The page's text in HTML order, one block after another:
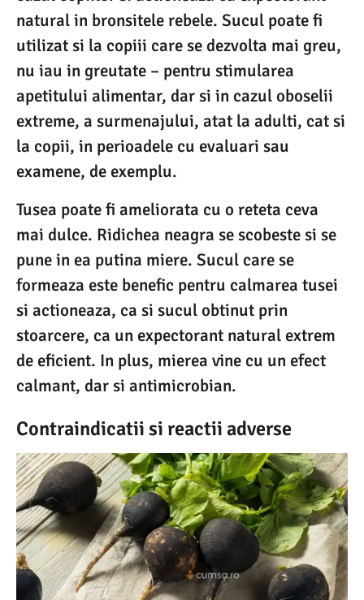
natural in bronsitele rebele. Sucul poate fi
utilizat si la copiii care se dezvolta mai greu,
nu iau in greutate – pentru stimularea
apetitului alimentar, dar si in cazul oboselii
extreme, a surmenajului, atat la adulti, cat si
la copii, in perioadele cu evaluari sau
examene, de exemplu.
Tusea poate fi ameliorata cu o reteta ceva
mai dulce. Ridichea neagra se scobeste si se
pune in ea putina miere. Sucul care se
formeaza este benefic pentru calmarea tusei
si actioneaza, ca si sucul obtinut prin
stoarcere, ca un expectorant natural extrem
de eficient. In plus, mierea vine cu un efect
calmant, dar si antimicrobian.
Contraindicatii si reactii adverse